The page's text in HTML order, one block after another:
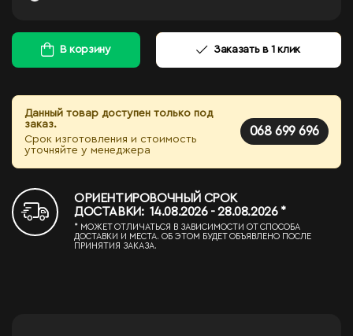
В корзину Заказать в 1 клик
Данный товар доступен только под
заказ.
Срок изготовления и стоимость
уточняйте у менеджера
068 699 696
ОРИЕНТИРОВОЧНЫЙ СРОК
ДОСТАВКИ: 14.08.2026 - 28.08.2026 *
* МОЖЕТ ОТЛИЧАТЬСЯ В ЗАВИСИМОСТИ ОТ СПОСОБА
ДОСТАВКИ И МЕСТА. ОБ ЭТОМ БУДЕТ ОБЪЯВЛЕНО ПОСЛЕ
ПРИНЯТИЯ ЗАКАЗА.